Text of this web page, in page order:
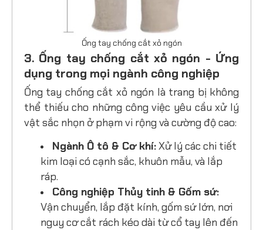
Ống tay chống cắt xỏ ngón
3. Ống tay chống cắt xỏ ngón - Ứng
dụng trong mọi ngành công nghiệp
Ống tay chống cắt xỏ ngón là trang bị không
thể thiếu cho những công việc yêu cầu xử lý
vật sắc nhọn ở phạm vi rộng và cường độ cao:
Ngành Ô tô & Cơ khí:Xử lý các chi tiết
kim loại có cạnh sắc, khuôn mẫu, và lắp
ráp.
Công nghiệp Thủy tinh & Gốm sứ:
Vận chuyển, lắp đặt kính, gốm sứ lớn, nơi
nguy cơ cắt rách kéo dài từ cổ tay lên đến